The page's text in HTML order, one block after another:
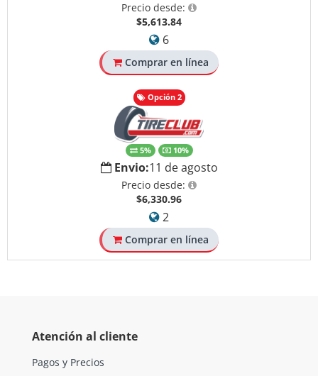
Precio desde:
$5,613.84
6
Comprar en línea
Opción 2
5% 10%
Envio:11 de agosto
Precio desde:
$6,330.96
2
Comprar en línea
Atención al cliente
Pagos y Precios